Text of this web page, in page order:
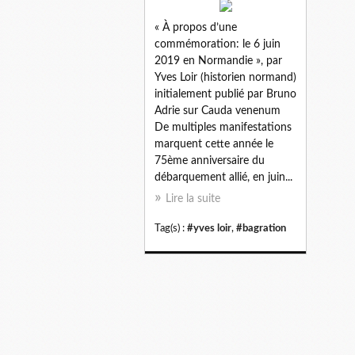
« À propos d’une
commémoration: le 6 juin
2019 en Normandie », par
Yves Loir (historien normand)
initialement publié par Bruno
Adrie sur Cauda venenum
De multiples manifestations
marquent cette année le
75ème anniversaire du
débarquement allié, en juin...
Lire la suite
Tag(s) : #yves loir, #bagration